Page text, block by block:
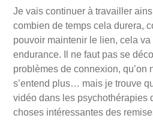
Je vais continuer à travailler
combien de temps cela durera,
pouvoir maintenir le lien, cela
endurance. Il ne faut pas se
problèmes de connexion, qu’on
s’entend plus… mais je trouve
vidéo dans les psychothérapies
choses intéressantes des